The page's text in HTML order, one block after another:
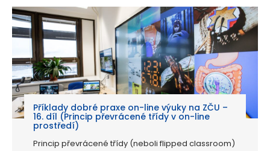
Příklady dobré praxe on-line výuky na ZČU –
16. díl (Princip převrácené třídy v on-line
prostředí)
Princip převrácené třídy (neboli flipped classroom)